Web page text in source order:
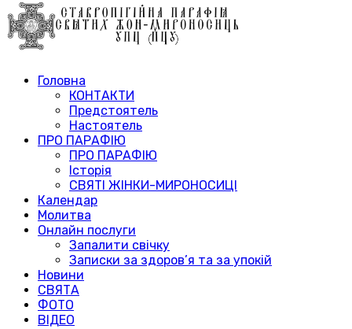
Головна
КОНТАКТИ
Предстоятель
Настоятель
ПРО ПАРАФІЮ
ПРО ПАРАФІЮ
Історія
СВЯТІ ЖІНКИ-МИРОНОСИЦІ
Календар
Молитва
Онлайн послуги
Запалити свічку
Записки за здоров’я та за упокій
Новини
СВЯТА
ФОТО
ВІДЕО